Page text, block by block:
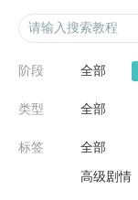
阶段 全部
类型 全部
标签 全部
高级剧情